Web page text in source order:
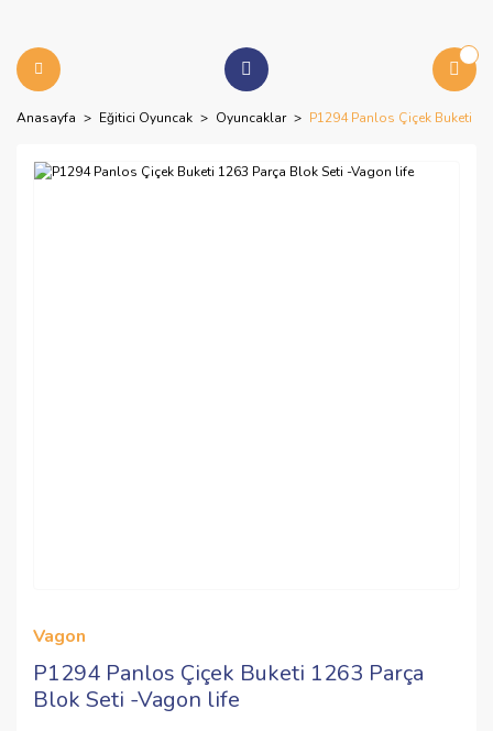
Anasayfa Eğitici Oyuncak Oyuncaklar P1294 Panlos Çiçek Buketi
Vagon
P1294 Panlos Çiçek Buketi 1263 Parça
Blok Seti -Vagon life